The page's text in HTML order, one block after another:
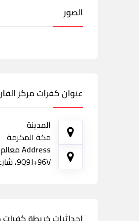
الصور
عنوان كفرات مركز
المدينة
مكة المكرمة
Address معالم الطريق
9Q9J+96V، شارع سعيد بن زيد العدوي، حي الشافعي، الشوقية، ولي العهد، مكة المكرمة 24353